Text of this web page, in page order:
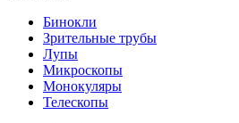
Бинокли
Зрительные трубы
Лупы
Микроскопы
Монокуляры
Телескопы